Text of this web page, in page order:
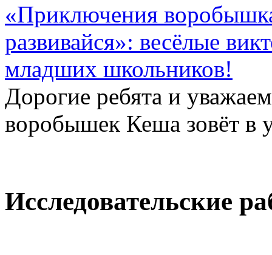
«Приключения
развивайся»: весёлые
младших школьников!
Дорогие ребята и
воробышек Кеша зовёт в
Исследовательские